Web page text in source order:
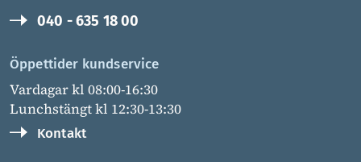
040 - 635 18 00
Öppettider kundservice
Vardagar kl 08:00-16:30
Lunchstängt kl 12:30-13:30
Kontakt